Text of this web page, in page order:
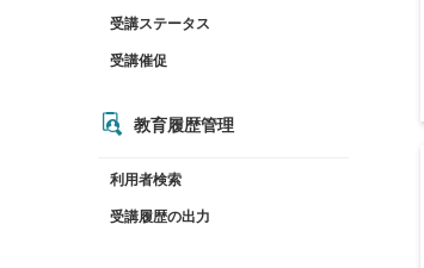
受講ステータス
受講催促
教育履歴管理
利用者検索
受講履歴の出力